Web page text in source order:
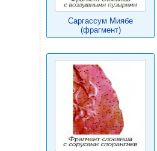
Саргассум Миябе
(фрагмент)